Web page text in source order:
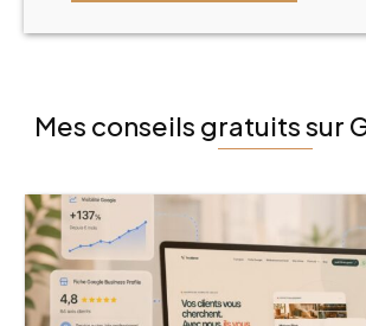
Mes conseils gratuits sur